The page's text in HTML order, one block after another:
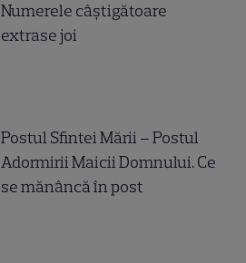
Numerele câştigătoare
extrase joi
Postul Sfintei Mării – Postul
Adormirii Maicii Domnului. Ce
se mănâncă în post